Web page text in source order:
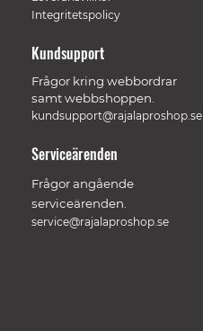
Integritetspolicy
Kundsupport
Frågor kring webbordrar
samt webbshoppen.
kundsupport@rajalaproshop.se
Serviceärenden
Frågor angående
serviceärenden.
service@rajalaproshop.se